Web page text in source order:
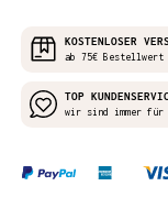
KOSTENLOSER
ab 75€ Bestellwert
TOP
wir sind immer für